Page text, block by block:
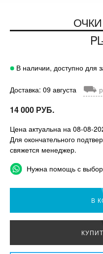
ОЧКИ
В наличии, доступно для
Доставка: 09 августа ⛟
14 000 РУБ.
Цена актуальна на 08-08-
Для окончательного
свяжется менеджер.
Нужна помощь с
В